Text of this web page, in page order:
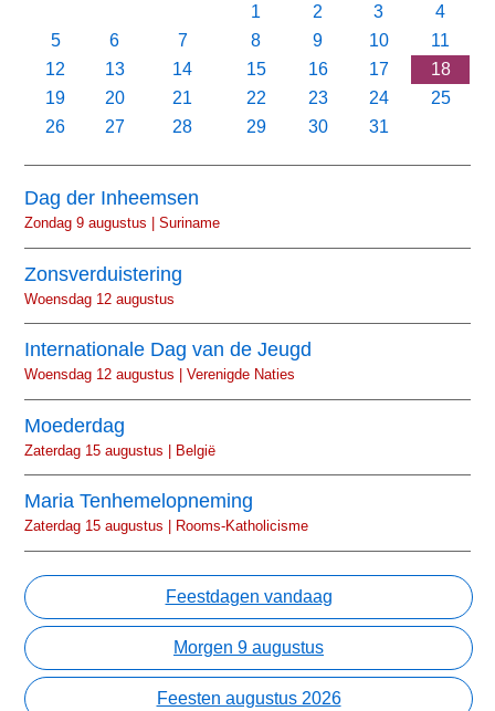
1
2 3
4
5
6 7 8 9 10
11
12
13 14 15 16 17
18
19
20 21 22 23 24
25
26
27 28 29 30 31
Dag der Inheemsen
Zondag 9 augustus | Suriname
Zonsverduistering
Woensdag 12 augustus
Internationale Dag van de Jeugd
Woensdag 12 augustus | Verenigde Naties
Moederdag
Zaterdag 15 augustus | België
Maria Tenhemelopneming
Zaterdag 15 augustus | Rooms-Katholicisme
Feestdagen vandaag
Morgen 9 augustus
Feesten augustus 2026